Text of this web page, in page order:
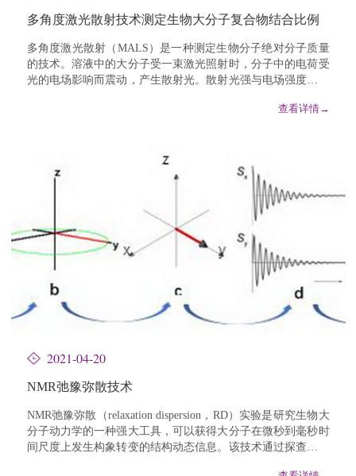
多角度激光散射技术测定生物大分子复合物结合比例
多角度激光散射（MALS）是一种测定生物分子绝对分子质量
的技术。溶液中的大分子受一束激光照射时，分子中的电荷受
光的电场影响而震动，产生散射光。散射光强与电场强度的二
查看详情→
2021-04-20
NMR弛豫弥散技术
NMR弛豫弥散（relaxation dispersion，RD）实验是研究生物大
分子动力学的一种强大工具，可以获得大分子在微秒到毫秒时
间尺度上发生构象转变的结构动态信息。该技术通过探查化学